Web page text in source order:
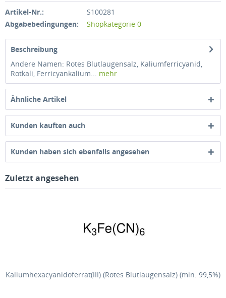
Artikel-Nr.:
S100281
Abgabebedingungen:
Shopkategorie 0
Beschreibung
Andere Namen: Rotes Blutlaugensalz, Kaliumferricyanid,
Rotkali, Ferricyankalium... mehr
Ähnliche Artikel
Kunden kauften auch
Kunden haben sich ebenfalls angesehen
Zuletzt angesehen
Kaliumhexacyanidoferrat(III) (Rotes Blutlaugensalz) (min. 99,5%)